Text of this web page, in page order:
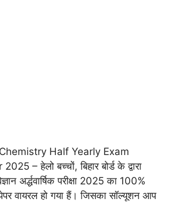
Half Yearly Exam
– हेलो बच्चों, बिहार बोर्ड के द्वारा
अर्द्धवार्षिक परीक्षा 2025 का 100%
वायरल हो गया हैं। जिसका सॉल्यूशन आप